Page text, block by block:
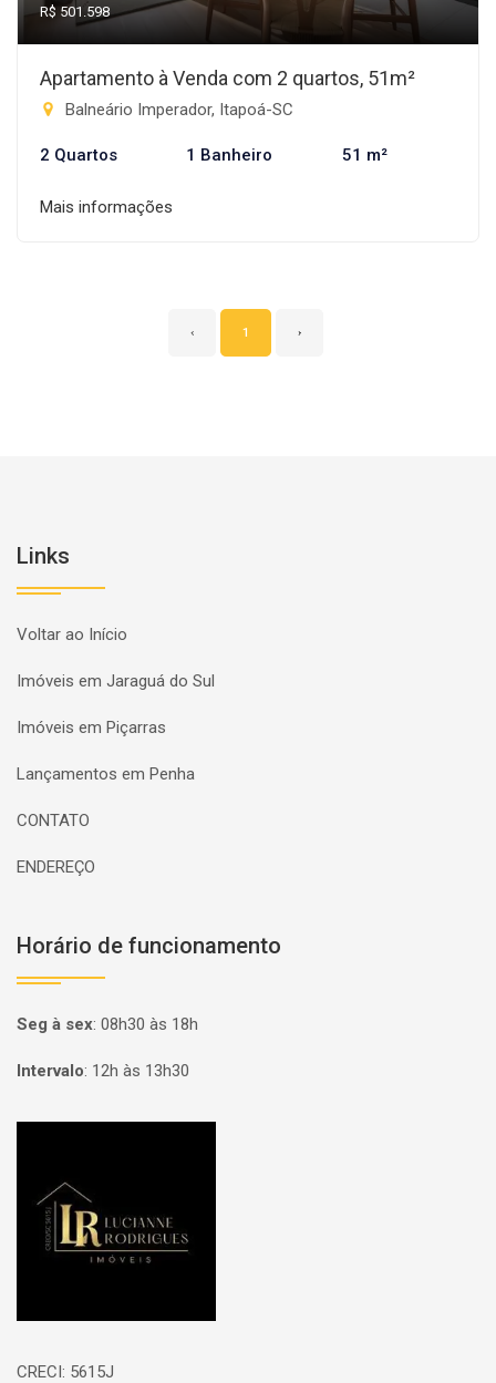
R$ 501.598
Apartamento à Venda com 2 quartos, 51m²
Balneário Imperador, Itapoá-SC
2 Quartos 1 Banheiro 51 m²
Mais informações
‹ 1 ›
Links
Voltar ao Início
Imóveis em Jaraguá do Sul
Imóveis em Piçarras
Lançamentos em Penha
CONTATO
ENDEREÇO
Horário de funcionamento
Seg à sex: 08h30 às 18h
Intervalo: 12h às 13h30
CRECI: 5615J